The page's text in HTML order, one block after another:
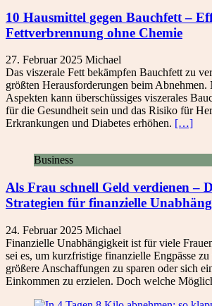
10 Hausmittel gegen Bauchfett –
Fettverbrennung ohne Chemie
27. Februar 2025 Michael
Das viszerale Fett bekämpfen Bauchfett zu
größten Herausforderungen beim Abnehmen.
Aspekten kann überschüssiges viszerales
für die Gesundheit sein und das Risiko für
Erkrankungen und Diabetes erhöhen. […]
Business
Als Frau schnell Geld verdienen –
Strategien für finanzielle
24. Februar 2025 Michael
Finanzielle Unabhängigkeit ist für viele
sei es, um kurzfristige finanzielle Engpässe
größere Anschaffungen zu sparen oder sich
Einkommen zu erzielen. Doch welche